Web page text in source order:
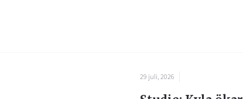
29 juli, 2026